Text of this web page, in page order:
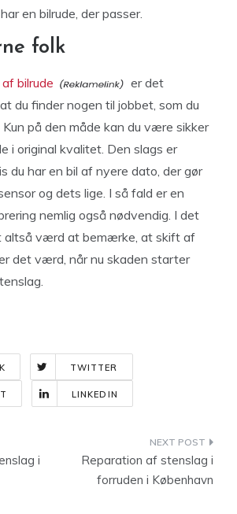
en bilrude, der passer.
folk
bilrude
er det
du finder nogen til jobbet, som du
på den måde kan du være sikker
i original kvalitet. Den slags er
du har en bil af nyere dato, der gør
og dets lige. I så fald er en
nemlig også nødvendig. I det
altså værd at bemærke, at skift af
det værd, når nu skaden starter
TWITTER
LINKEDIN
i
Reparation af stenslag i
forruden i København